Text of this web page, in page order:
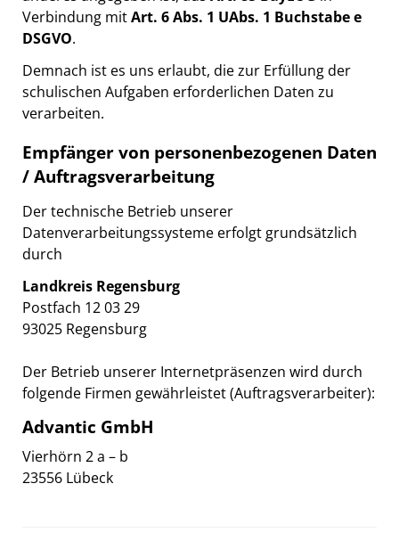
Verbindung mitArt. 6 Abs. 1 UAbs. 1 Buchstabe e
DSGVO.
Demnach ist es uns erlaubt, die zur Erfüllung der
schulischen Aufgaben erforderlichen Daten zu
verarbeiten.
Empfänger von personenbezogenen Daten
/ Auftragsverarbeitung
Der technische Betrieb unserer
Datenverarbeitungssysteme erfolgt grundsätzlich
durch
Landkreis Regensburg
Postfach 12 03 29
93025 Regensburg
Der Betrieb unserer Internetpräsenzen wird durch
folgende Firmen gewährleistet (Auftragsverarbeiter):
Advantic GmbH
Vierhörn 2 a – b
23556 Lübeck